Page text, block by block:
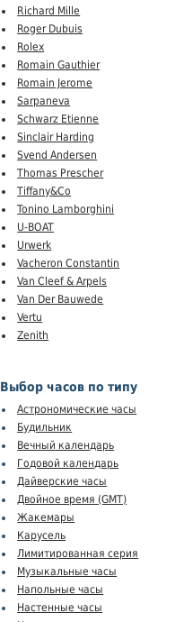
Richard Mille
Roger Dubuis
Rolex
Romain Gauthier
Romain Jerome
Sarpaneva
Schwarz Etienne
Sinclair Harding
Svend Andersen
Thomas Prescher
Tiffany&Co
Tonino Lamborghini
U-BOAT
Urwerk
Vacheron Constantin
Van Cleef & Arpels
Van Der Bauwede
Vertu
Zenith
Выбор часов по типу
Астрономические часы
Будильник
Вечный календарь
Годовой календарь
Дайверские часы
Двойное время (GMT)
Жакемары
Карусель
Лимитированная серия
Музыкальные часы
Напольные часы
Настенные часы